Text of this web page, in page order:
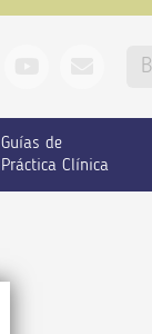
Guías de
Práctica Clínica